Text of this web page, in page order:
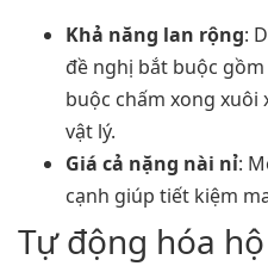
Khả năng lan rộng:
đề nghị bắt buộc
buộc chấm xong xuôi
vật lý.
Giá cả nặng nài nỉ:
cạnh giúp tiết kiệm
Tự động hóa